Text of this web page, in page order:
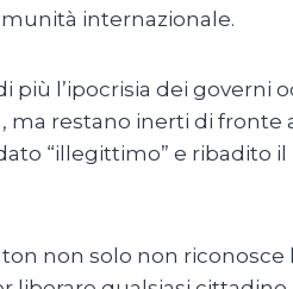
internazionale.
l’ipocrisia dei governi
restano inerti di fronte
“illegittimo” e ribadito
non solo non riconosce